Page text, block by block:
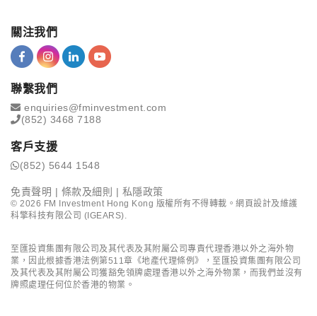
關注我們
聯繫我們
enquiries@fminvestment.com
(852) 3468 7188
客戶支援
(852) 5644 1548
免責聲明 | 條款及細則 | 私隱政策
© 2026 FM Investment Hong Kong 版權所有不得轉載。網頁設計及維護
科擎科技有限公司 (IGEARS).
至匯投資集團有限公司及其代表及其附屬公司專責代理香港以外之海外物
業，因此根據香港法例第511章《地產代理條例》，至匯投資集團有限公司
及其代表及其附屬公司獲豁免領牌處理香港以外之海外物業，而我們並沒有
牌照處理任何位於香港的物業。